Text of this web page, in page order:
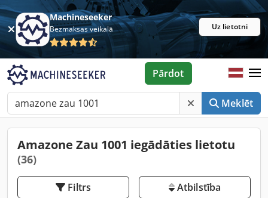
Machineseeker
Bezmaksas veikalā Uz lietotni
Meklēt
Pārdot
Amazone Zau 1001 iegādāties lietotu
(36)
Filtrs Atbilstība